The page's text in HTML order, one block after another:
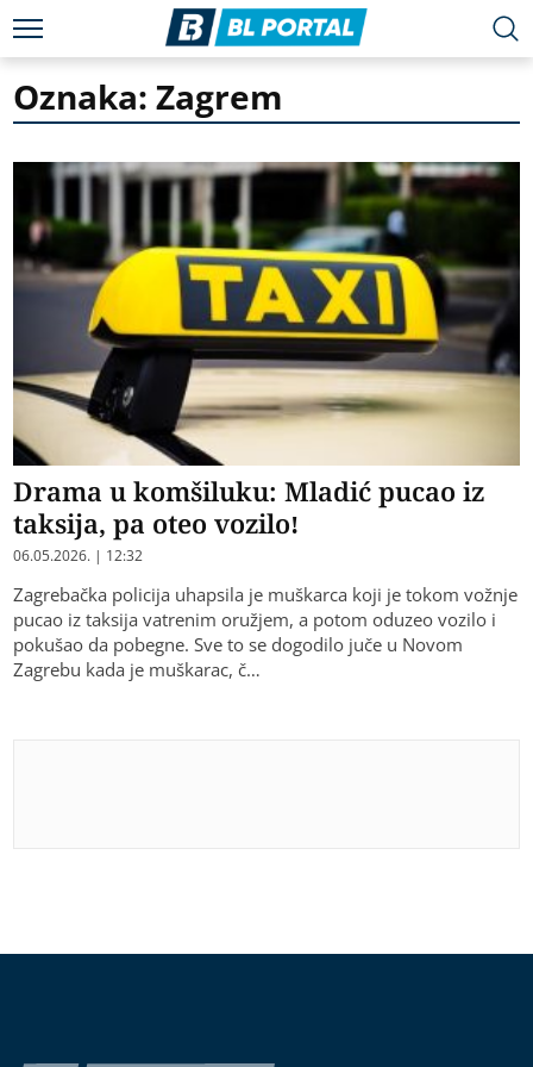
Oznaka: Zagrem
Drama u komšiluku: Mladić pucao iz
taksija, pa oteo vozilo!
06.05.2026. | 12:32
Zagrebačka policija uhapsila je muškarca koji je tokom vožnje
pucao iz taksija vatrenim oružjem, a potom oduzeo vozilo i
pokušao da pobegne. Sve to se dogodilo juče u Novom
Zagrebu kada je muškarac, č…